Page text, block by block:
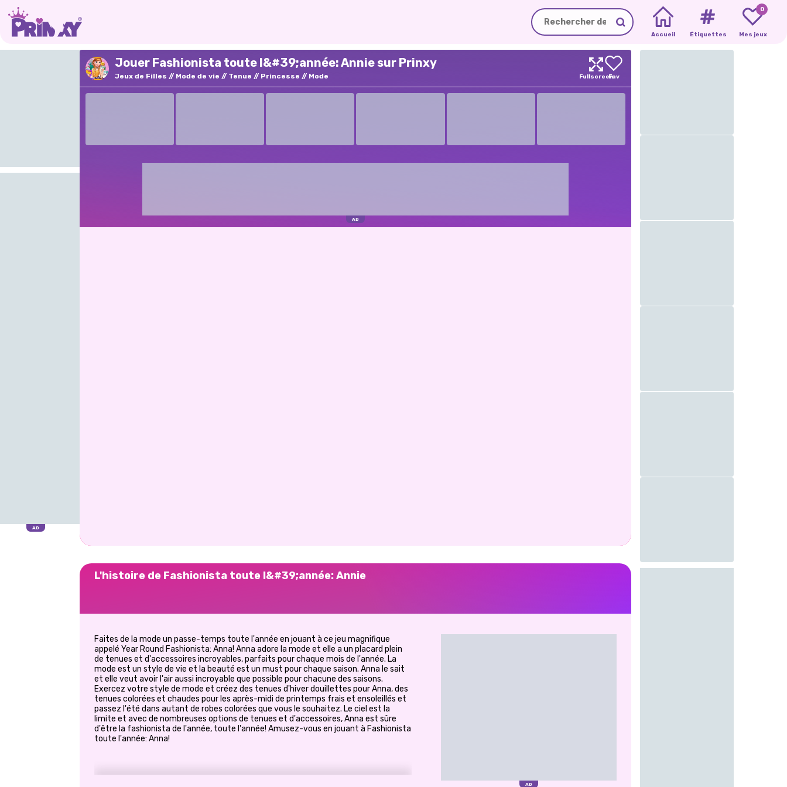
Accueil Étiquettes
0
Mes jeux
Jouer Fashionista toute l&#39;année: Annie sur Prinxy
Jeux de Filles Mode de vie Tenue Princesse Mode
L'histoire de Fashionista toute l&#39;année: Annie
Faites de la mode un passe-temps toute l'année en jouant à ce jeu magnifique
appelé Year Round Fashionista: Anna! Anna adore la mode et elle a un placard plein
de tenues et d'accessoires incroyables, parfaits pour chaque mois de l'année. La
mode est un style de vie et la beauté est un must pour chaque saison. Anna le sait
et elle veut avoir l'air aussi incroyable que possible pour chacune des saisons.
Exercez votre style de mode et créez des tenues d'hiver douillettes pour Anna, des
tenues colorées et chaudes pour les après-midi de printemps frais et ensoleillés et
passez l'été dans autant de robes colorées que vous le souhaitez. Le ciel est la
limite et avec de nombreuses options de tenues et d'accessoires, Anna est sûre
d'être la fashionista de l'année, toute l'année! Amusez-vous en jouant à Fashionista
toute l'année: Anna!